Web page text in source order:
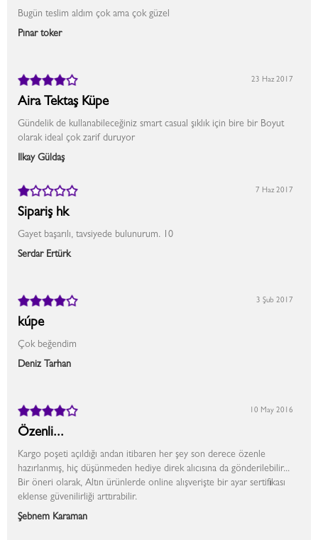
Bugün teslim aldım çok ama çok güzel
Pınar toker
Aira Tektaş Küpe
Gündelik de kullanabileceğiniz smart casual şıklık için bire bir Boyut
olarak ideal çok zarif duruyor
İlkay Güldaş
23 Haz 2017
Sipariş hk
Gayet başarılı, tavsiyede bulunurum. 10
Serdar Ertürk
7 Haz 2017
kúpe
Çok beğendim
Deniz Tarhan
3 Şub 2017
Özenli...
Kargo poşeti açıldığı andan itibaren her şey son derece özenle
hazırlanmış, hiç düşünmeden hediye direk alıcısına da gönderilebilir...
Bir öneri olarak, Altın ürünlerde online alışverişte bir ayar sertifikası
eklense güvenilirliği arttırabilir.
Şebnem Karaman
10 May 2016